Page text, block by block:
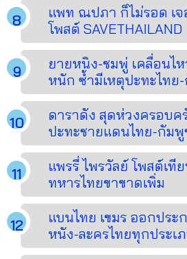
แพท ณปภา ก็ไม่รอด เจ
โพสต์ SAVETHAILAND
ยายหนิง-ชมพู่ เคลื่อนไ
หนัก ซ้ำมีเหตุปะทะไทย
ดาราดัง สุดห่วงครอบค
ปะทะชายแดนไทย-กัมพู
แพรรี่ ไพรวัลย์ โพสต์เ
ทหารไทยขาขาดเพิ่ม
แบนไทย เขมร ออกปร
หนัง-ละครไทยทุกประเ